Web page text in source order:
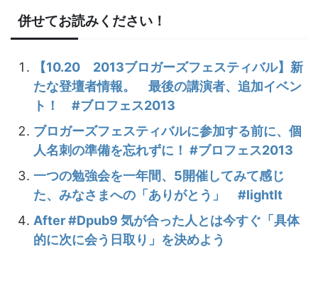
併せてお読みください！
【10.20 2013ブロガーズフェスティバル】新
たな登壇者情報。 最後の講演者、追加イベン
ト！ #ブロフェス2013
ブロガーズフェスティバルに参加する前に、個
人名刺の準備を忘れずに！ #ブロフェス2013
一つの勉強会を一年間、5開催してみて感じ
た、みなさまへの「ありがとう」 #lightlt
After #Dpub9 気が合った人とは今すぐ「具体
的に次に会う日取り」を決めよう